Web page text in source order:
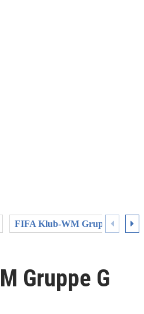
FIFA Klub-WM Gruppe B
Gruppe G